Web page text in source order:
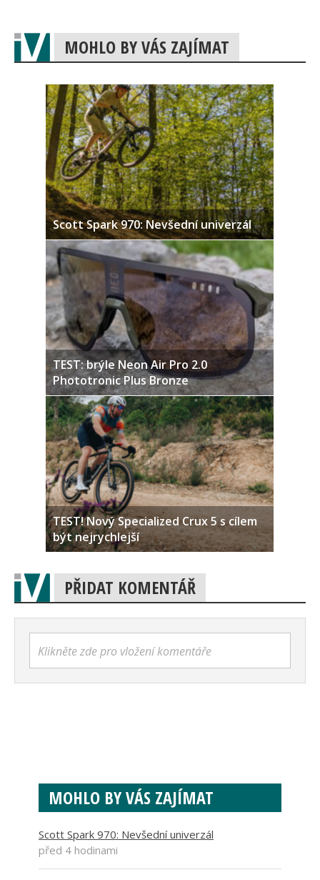
MOHLO BY VÁS ZAJÍMAT
Scott Spark 970: Nevšední univerzál
TEST: brýle Neon Air Pro 2.0
Phototronic Plus Bronze
TEST! Nový Specialized Crux 5 s cílem
být nejrychlejší
PŘIDAT KOMENTÁŘ
Klikněte zde pro vložení komentáře
MOHLO BY VÁS ZAJÍMAT
Scott Spark 970: Nevšední univerzál
před 4 hodinami